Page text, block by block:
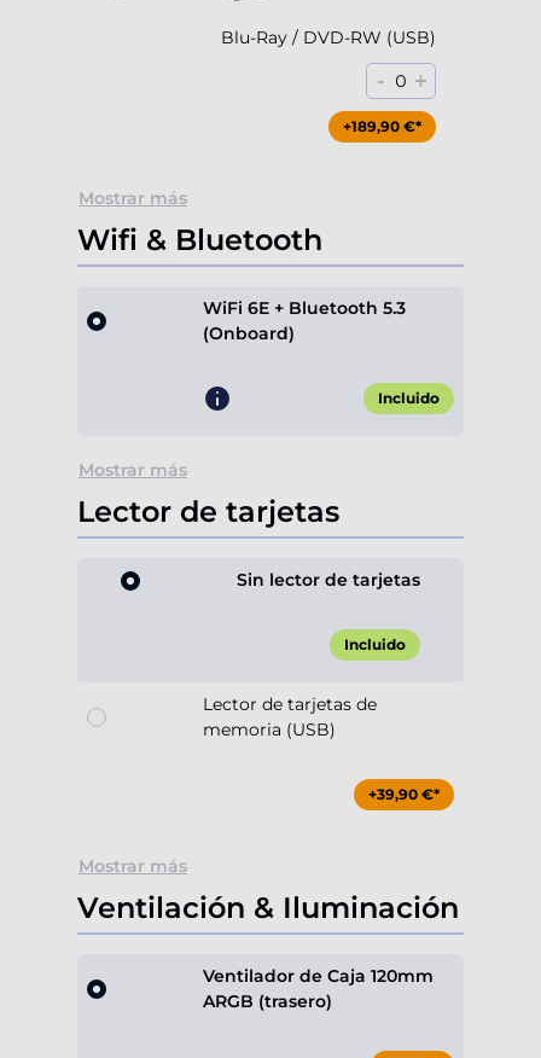
Blu-Ray / DVD-RW (USB)
- 0 +
+189,90 €*
Mostrar más
Wifi & Bluetooth
WiFi 6E + Bluetooth 5.3
(Onboard)
Incluido
Mostrar más
Lector de tarjetas
Sin lector de tarjetas
Incluido
Lector de tarjetas de
memoria (USB)
+39,90 €*
Mostrar más
Ventilación & Iluminación
Ventilador de Caja 120mm
ARGB (trasero)